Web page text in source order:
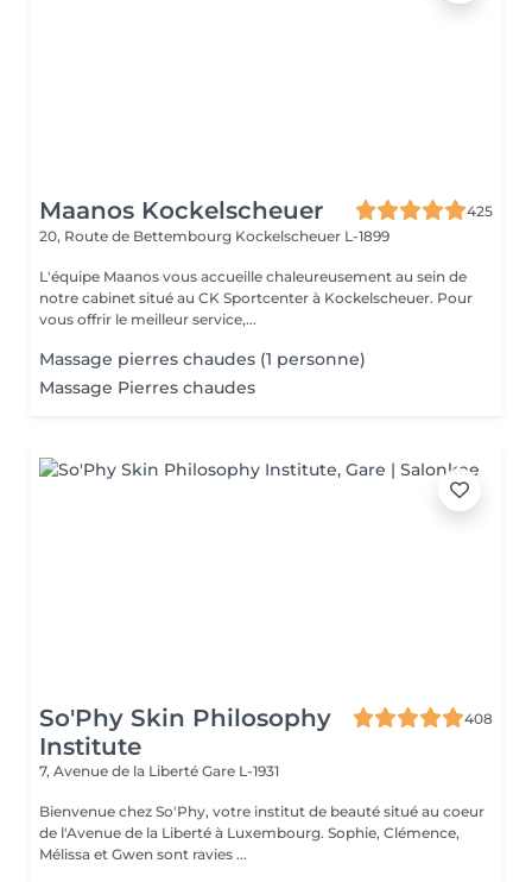
Maanos Kockelscheuer
425
20, Route de Bettembourg Kockelscheuer L-1899
L'équipe Maanos vous accueille chaleureusement au sein de
notre cabinet situé au CK Sportcenter à Kockelscheuer. Pour
vous offrir le meilleur service,...
Massage pierres chaudes (1 personne)
Massage Pierres chaudes
So'Phy Skin Philosophy
Institute
408
7, Avenue de la Liberté Gare L-1931
Bienvenue chez So'Phy, votre institut de beauté situé au coeur
de l'Avenue de la Liberté à Luxembourg. Sophie, Clémence,
Mélissa et Gwen sont ravies ...